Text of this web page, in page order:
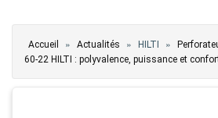
Vous êtes ici
Accueil » Actualités » HILTI »
60-22 HILTI : polyvalence, puissance et